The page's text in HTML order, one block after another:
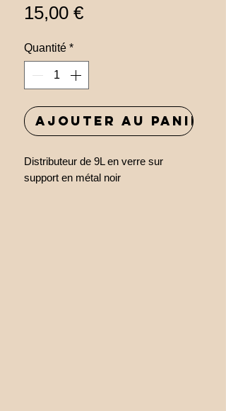
15,00 €Prix
Quantité *
Ajouter au panier
Distributeur de 9L en verre sur
support en métal noir